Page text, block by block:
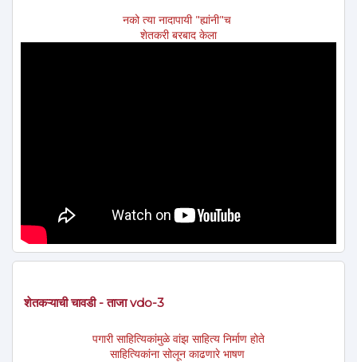
नको त्या नादापायी "ह्यांनी"च
शेतकरी बरबाद केला
शेतकऱ्याची चावडी - ताजा vdo-3
पगारी साहित्यिकांमुळे वांझ साहित्य निर्माण होते
साहित्यिकांना सोलून काढणारे भाषण